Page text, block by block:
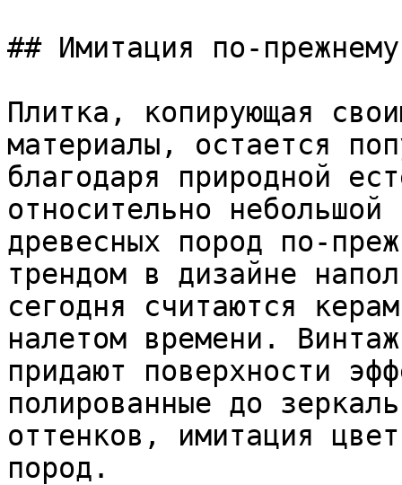
## Имитация по-
Плитка, копирующая
материалы, остается
благодаря природной
относительно
древесных пород по-
трендом в дизайне
сегодня считаются
налетом времени.
придают поверхности
полированные до
оттенков, имитация
пород.